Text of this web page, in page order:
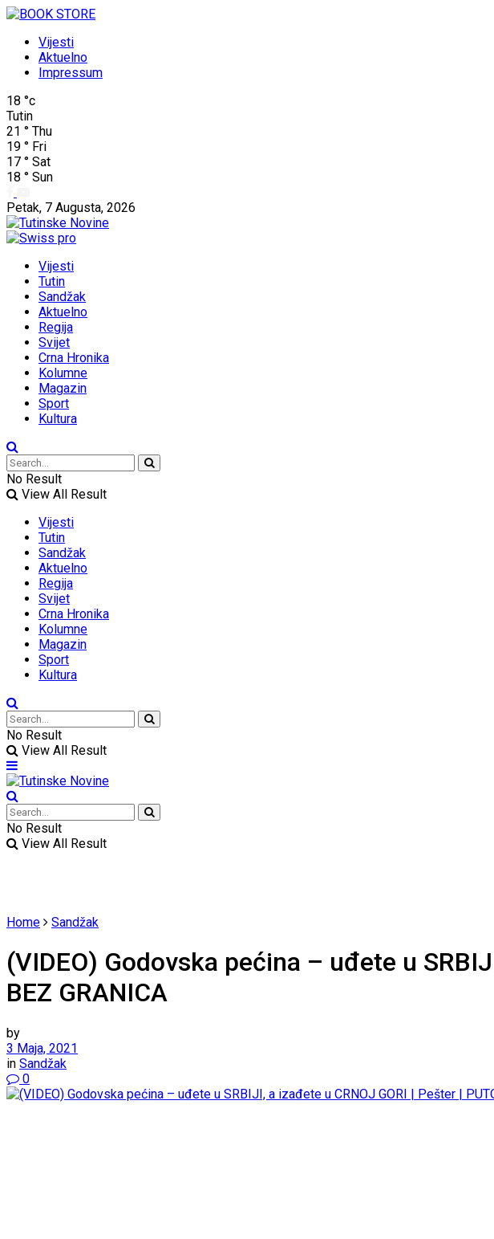
Vijesti
Aktuelno
Impressum
18 °c
Tutin
21 ° Thu
19 ° Fri
17 ° Sat
18 ° Sun
Petak, 7 Augusta, 2026
Vijesti
Tutin
Sandžak
Aktuelno
Regija
Svijet
Crna Hronika
Kolumne
Magazin
Sport
Kultura
No Result
View All Result
Vijesti
Tutin
Sandžak
Aktuelno
Regija
Svijet
Crna Hronika
Kolumne
Magazin
Sport
Kultura
No Result
View All Result
No Result
View All Result
Home Sandžak
(VIDEO) Godovska pećina – uđete u
BEZ GRANICA
by
3 Maja, 2021
in Sandžak
0